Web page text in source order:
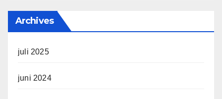
Archives
juli 2025
juni 2024